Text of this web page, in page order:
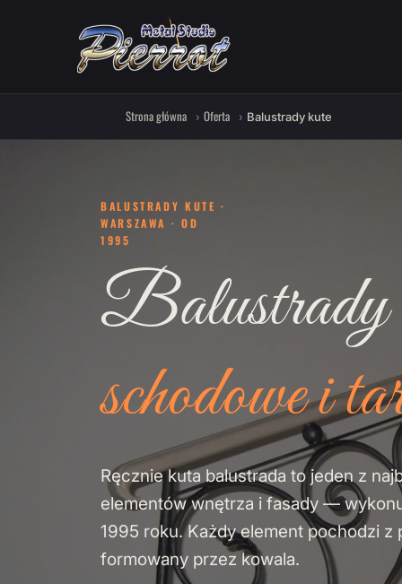
Strona główna Oferta Balustrady kute
BALUSTRADY KUTE ·
WARSZAWA · OD
1995
Balustrady
schodowe i
Ręcznie kuta balustrada to jeden z
elementów wnętrza i fasady —
1995 roku. Każdy element pochodzi z
formowany przez kowala.